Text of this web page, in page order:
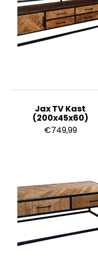
Jax TV Kast
(200x45x60)
€749,99